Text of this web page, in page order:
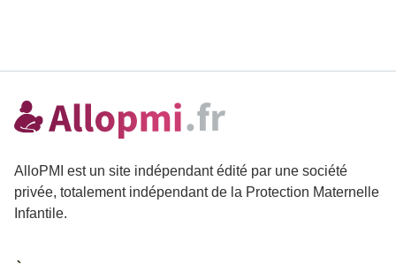
AlloPMI est un site indépendant édité par une société
privée, totalement indépendant de la Protection Maternelle
Infantile.